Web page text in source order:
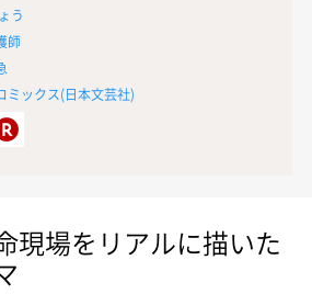
う
師
ミックス(日本文芸社)
現場をリアルに描いた